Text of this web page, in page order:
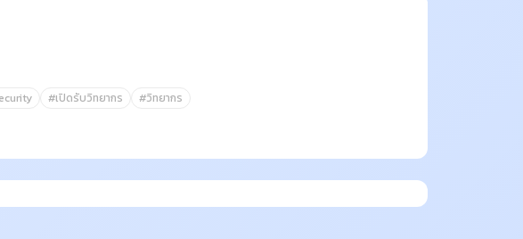
#เปิดรับวิทยากร #วิทยากร